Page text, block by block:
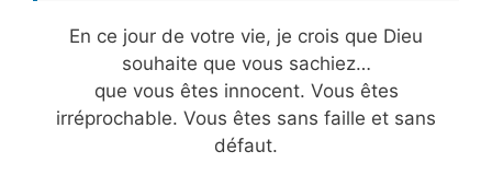
En ce jour de votre vie, je crois que Dieu
souhaite que vous sachiez…
que vous êtes innocent. Vous êtes
irréprochable. Vous êtes sans faille et sans
défaut.